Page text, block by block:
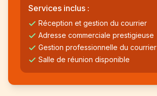
Services inclus :
Réception et gestion du courrier
Adresse commerciale prestigieuse
Gestion professionnelle du courrier
Salle de réunion disponible